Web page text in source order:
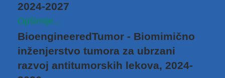
2024-2027
Opširnije...
BioengineeredTumor - Biomimično
inženjerstvo tumora za ubrzani
razvoj antitumorskih lekova, 2024-